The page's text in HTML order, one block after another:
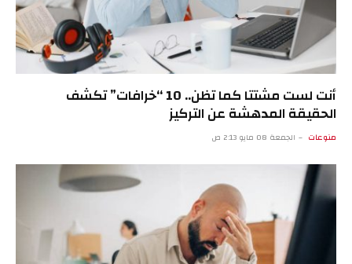
أنت لست مشتتا كما تظن.. 10 “خرافات” تكشف
الحقيقة المدهشة عن التركيز
منوعات الجمعة 08 مايو 2:13 ص